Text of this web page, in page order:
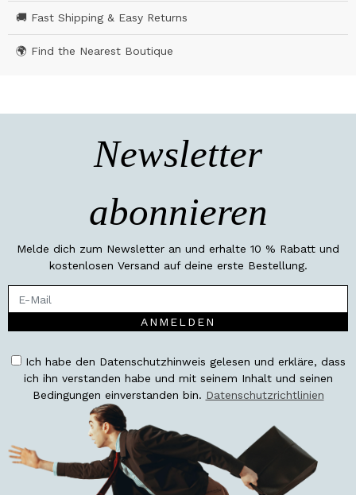
🚚 Fast Shipping & Easy Returns
🌍 Find the Nearest Boutique
Newsletter
abonnieren
Melde dich zum Newsletter an und erhalte 10 % Rabatt und
kostenlosen Versand auf deine erste Bestellung.
ANMELDEN
Ich habe den Datenschutzhinweis gelesen und erkläre, dass
ich ihn verstanden habe und mit seinem Inhalt und seinen
Bedingungen einverstanden bin. Datenschutzrichtlinien